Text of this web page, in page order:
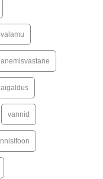
valamu
vannid